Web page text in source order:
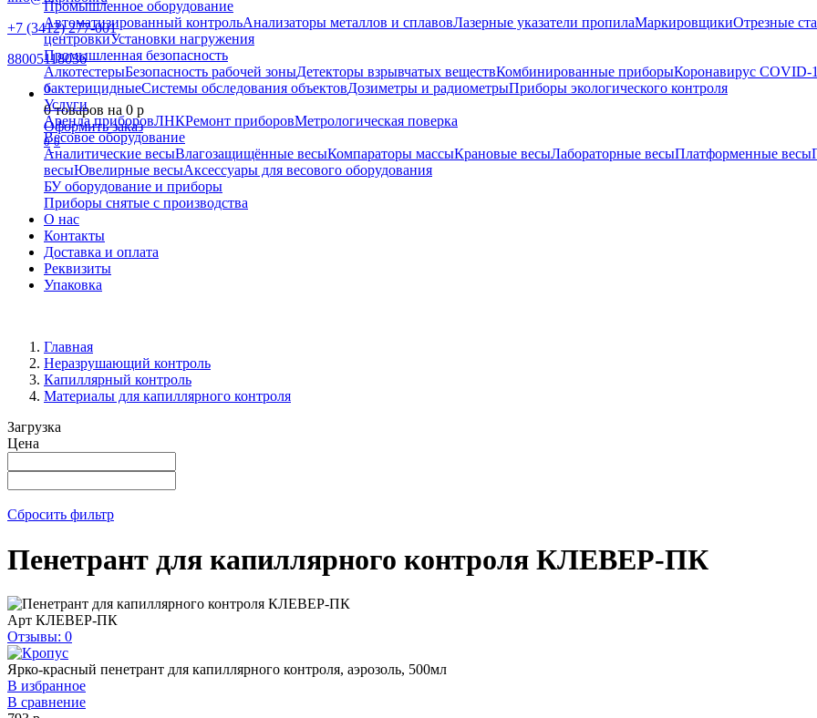
+7 (3412) 277-001
88005118036
0
0 товаров на 0 p
Оформить заказ
0 0
Промышленное оборудование
Автоматизированный контрольАнализаторы металлов и сплавовЛазерные указатели пропилаМаркировщикиОтрезные
центровкиУстановки нагружения
Промышленная безопасность
АлкотестерыБезопасность рабочей зоныДетекторы взрывчатых веществКомбинированные приборыКоронавирус COVID-
бактерицидныеСистемы обследования объектовДозиметры и радиометрыПриборы экологического контроля
Услуги
Аренда приборовЛНКРемонт приборовМетрологическая поверка
Весовое оборудование
Аналитические весыВлагозащищённые весыКомпараторы массыКрановые весыЛабораторные весыПлатформенные весы
весыЮвелирные весыАксессуары для весового оборудования
БУ оборудование и приборы
Приборы снятые с производства
О нас
Контакты
Доставка и оплата
Реквизиты
Упаковка
Главная
Неразрушающий контроль
Капиллярный контроль
Материалы для капиллярного контроля
Загрузка
Цена
Сбросить фильтр
Пенетрант для капиллярного контроля КЛЕВЕР-ПК
Арт КЛЕВЕР-ПК
Отзывы: 0
Ярко-красный пенетрант для капиллярного контроля, аэрозоль, 500мл
В избранное
В сравнение